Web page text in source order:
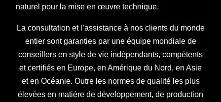
naturel pour la mise en œuvre technique.
La consultation et l’assistance à nos clients du monde
entier sont garanties par une équipe mondiale de
conseillers en style de vie indépendants, compétents
et certifiés en Europe, en Amérique du Nord, en Asie
et en Océanie. Outre les normes de qualité les plus
élevées en matière de développement, de production